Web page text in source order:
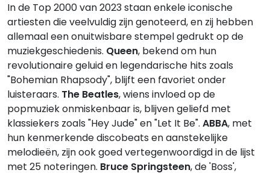
In de Top 2000 van 2023 staan enkele iconische
artiesten die veelvuldig zijn genoteerd, en zij hebben
allemaal een onuitwisbare stempel gedrukt op de
muziekgeschiedenis. Queen, bekend om hun
revolutionaire geluid en legendarische hits zoals
"Bohemian Rhapsody", blijft een favoriet onder
luisteraars. The Beatles, wiens invloed op de
popmuziek onmiskenbaar is, blijven geliefd met
klassiekers zoals "Hey Jude" en "Let It Be". ABBA, met
hun kenmerkende discobeats en aanstekelijke
melodieën, zijn ook goed vertegenwoordigd in de lijst
met 25 noteringen. Bruce Springsteen, de 'Boss',